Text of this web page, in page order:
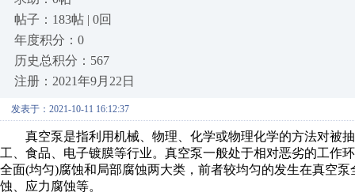
帖子：183帖 | 0回
年度积分：0
历史总积分：567
注册：2021年9月22日
发表于：2021-10-11 16:12:37
真空泵是指利用机械、物理、化学或物理化学的方法对被
工、食品、电子镀膜等行业。真空泵一般处于相对恶劣的工作
全面(均匀)腐蚀和局部腐蚀两大类，前者较均匀的发生在真空
蚀、应力腐蚀等。